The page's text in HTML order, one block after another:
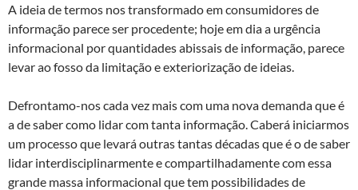
A ideia de termos nos transformado em consumidores de
informação parece ser procedente; hoje em dia a urgência
informacional por quantidades abissais de informação, parece
levar ao fosso da limitação e exteriorização de ideias.
Defrontamo-nos cada vez mais com uma nova demanda que é
a de saber como lidar com tanta informação. Caberá iniciarmos
um processo que levará outras tantas décadas que é o de saber
lidar interdisciplinarmente e compartilhadamente com essa
grande massa informacional que tem possibilidades de